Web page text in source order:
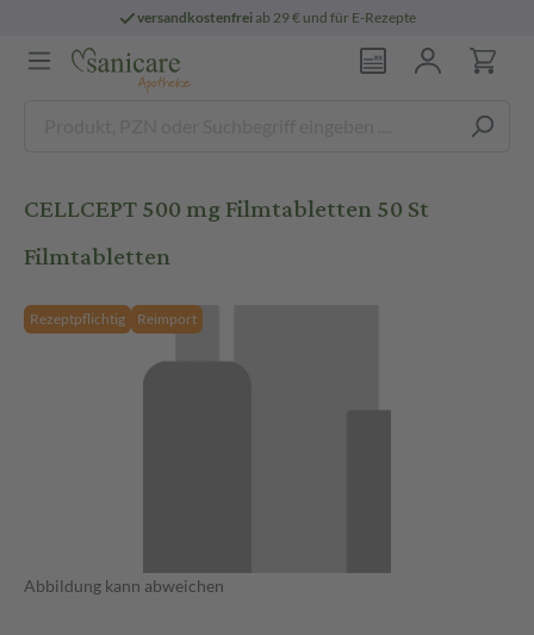
versandkostenfreiab 29 € und für E-Rezepte
CELLCEPT 500 mg Filmtabletten 50 St
Filmtabletten
Rezeptpflichtig Reimport
Abbildung kann abweichen